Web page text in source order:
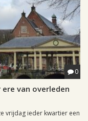
0
van overleden
vrijdag ieder kwartier een